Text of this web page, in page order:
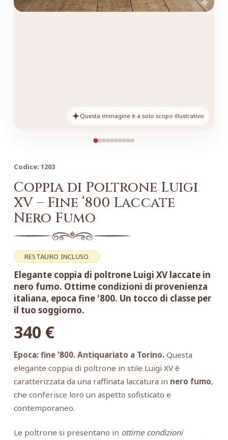
Questa immagine è a solo scopo illustrativo
Codice: 1203
Coppia di Poltrone Luigi
XV – Fine ‘800 Laccate
Nero Fumo
RESTAURO INCLUSO
Elegante coppia di poltrone Luigi XV laccate in
nero fumo. Ottime condizioni di provenienza
italiana, epoca fine '800. Un tocco di classe per
il tuo soggiorno.
340 €
Epoca: fine '800. Antiquariato a Torino.Questa
elegante coppia di poltrone in stile Luigi XV è
caratterizzata da una raffinata laccatura in nero fumo,
che conferisce loro un aspetto sofisticato e
contemporaneo.
Le poltrone si presentano in ottime condizioni